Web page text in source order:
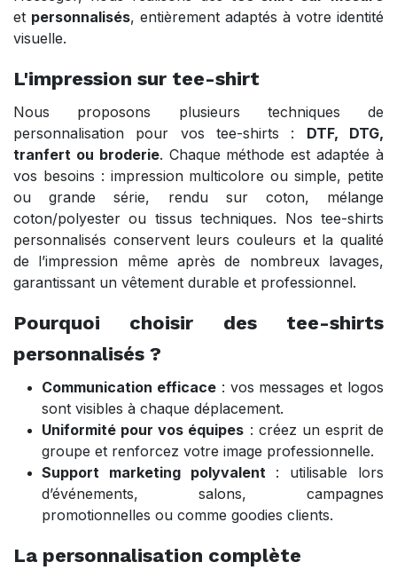
et personnalisés, entièrement adaptés à votre identité
visuelle.
L'impression sur tee-shirt
Nous proposons plusieurs techniques de
personnalisation pour vos tee-shirts : DTF, DTG,
tranfert ou broderie. Chaque méthode est adaptée à
vos besoins : impression multicolore ou simple, petite
ou grande série, rendu sur coton, mélange
coton/polyester ou tissus techniques. Nos tee-shirts
personnalisés conservent leurs couleurs et la qualité
de l’impression même après de nombreux lavages,
garantissant un vêtement durable et professionnel.
Pourquoi choisir des tee-shirts
personnalisés ?
Communication efficace: vos messages et logos
sont visibles à chaque déplacement.
Uniformité pour vos équipes : créez un esprit de
groupe et renforcez votre image professionnelle.
Support marketing polyvalent : utilisable lors
d’événements, salons, campagnes
promotionnelles ou comme goodies clients.
La personnalisation complète